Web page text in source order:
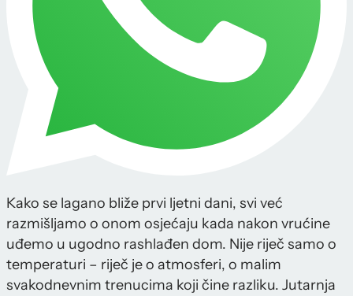
Kako se lagano bliže prvi ljetni dani, svi već
razmišljamo o onom osjećaju kada nakon vrućine
uđemo u ugodno rashlađen dom. Nije riječ samo o
temperaturi – riječ je o atmosferi, o malim
svakodnevnim trenucima koji čine razliku. Jutarnja